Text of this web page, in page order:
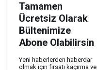
Tamamen
Ücretsiz Olarak
Bültenimize
Abone Olabilirsin
Yeni haberlerden haberdar
olmak için fırsatı kaçırma ve